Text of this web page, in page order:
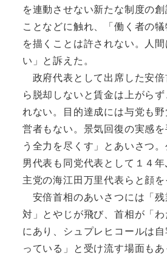
を連動させない新たな制度の
ことなどに触れ、「働く者の
を描くことは許されない。人
い」と訴えた。
政府代表として出席した安
ら脱却しないと賃金は上がら
れない。目的達成には与党も
営者もない。景気回復の実感
う全力を尽くす」とあいさつ
男代表も同党代表として１４
主党の海江田万里代表らと顔を
安倍首相のあいさつには「
対」とやじが飛び、首相が「
にあり、シュプレヒコールは
っている」と受け流す場面も